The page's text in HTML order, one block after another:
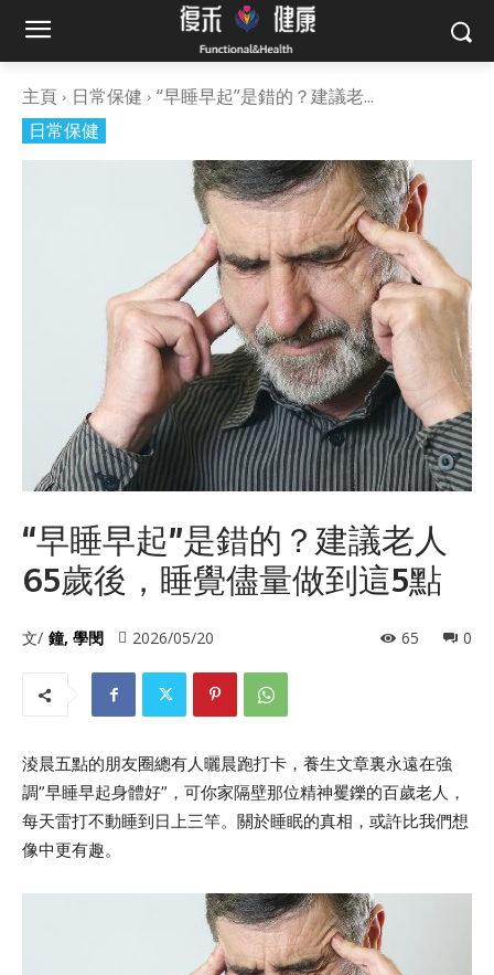
主頁 日常保健
“早睡早起”是錯的？建議老...
日常保健
“早睡早起”是錯的？建議老人
65歲後，睡覺儘量做到這5點
文/ 鐘, 學閔 2026/05/20 0
65
淩晨五點的朋友圈總有人曬晨跑打卡，養生文章裏永遠在強
調”早睡早起身體好”，可你家隔壁那位精神矍鑠的百歲老人，
每天雷打不動睡到日上三竿。關於睡眠的真相，或許比我們想
像中更有趣。